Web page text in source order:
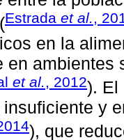
Estrada et al. ,
en la
en
et al., 2012). El
y
), que